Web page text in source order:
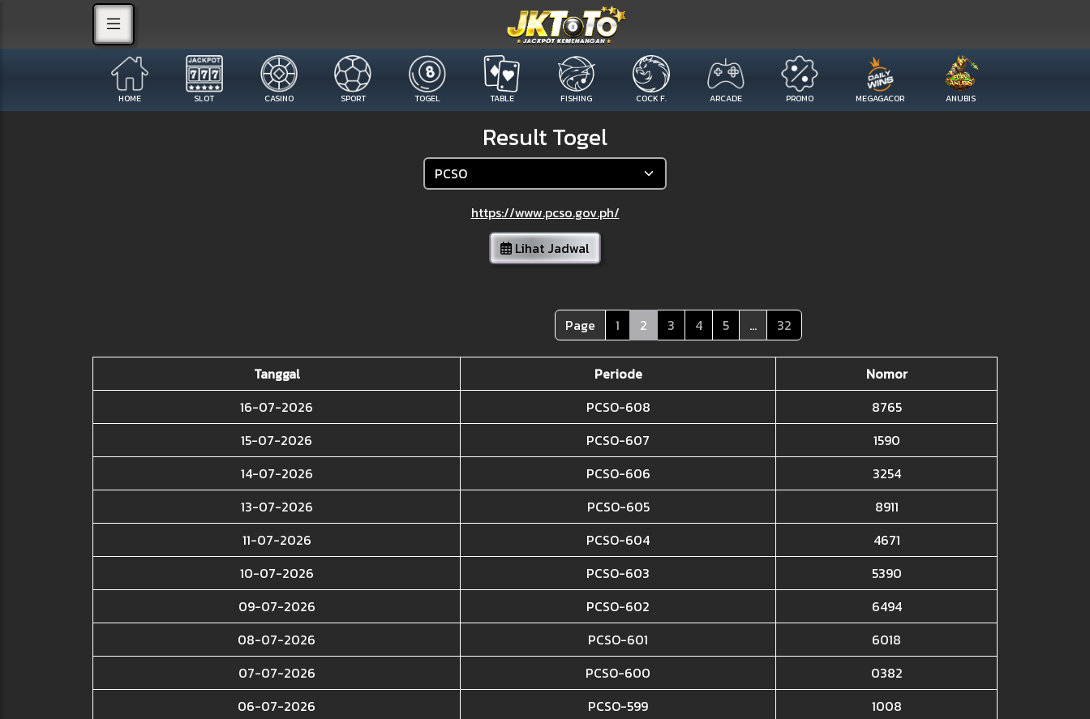
HOME SLOT CASINO SPORT TOGEL TABLE FISHING COCK F. ARCADE PROMO MEGAGACOR ANUBIS
Result Togel
https://www.pcso.gov.ph/
Lihat Jadwal
Page 1 2 3 4 5 ... 32
Tanggal Periode
Nomor
16-07-2026
PCSO-608
8765
15-07-2026
PCSO-607
1590
14-07-2026
PCSO-606
3254
13-07-2026
PCSO-605
8911
11-07-2026
PCSO-604
4671
10-07-2026
PCSO-603
5390
09-07-2026
PCSO-602
6494
08-07-2026
PCSO-601
6018
07-07-2026
PCSO-600
0382
06-07-2026
PCSO-599
1008